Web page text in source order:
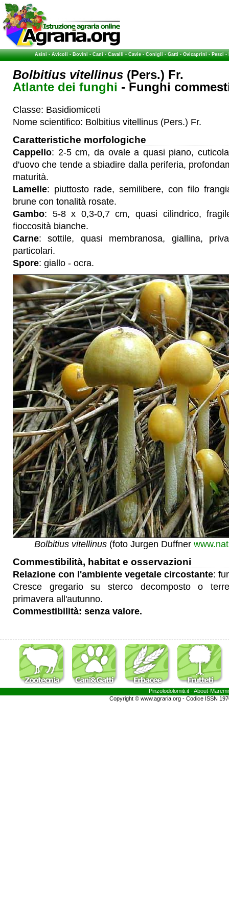
Asini-Avicoli-Bovini-Cani-Cavalli-Cavie-Conigli-Gatti-Ovicaprini-Pesci-
Bolbitius vitellinus (Pers.) Fr.
Atlante dei funghi - Funghi
Classe: Basidiomiceti
Nome scientifico: Bolbitius vitellinus (Pers.) Fr.
Caratteristiche morfologiche
Cappello: 2-5 cm, da ovale a quasi piano,
d'uovo che tende a sbiadire dalla periferia,
maturità.
Lamelle: piuttosto rade, semilibere, con filo
brune con tonalità rosate.
Gambo: 5-8 x 0,3-0,7 cm, quasi cilindrico,
fioccosità bianche.
Carne: sottile, quasi membranosa, giallina,
particolari.
Spore: giallo - ocra.
Bolbitius vitellinus(foto Jurgen Duffner
Commestibilità, habitat e osservazioni
Relazione con l'ambiente vegetale circostante:
Cresce gregario su sterco decomposto o
primavera all'autunno.
Commestibilità: senza valore.
Pinzolodolomiti.it - About-
Copyright © www.agraria.org - Codice ISSN